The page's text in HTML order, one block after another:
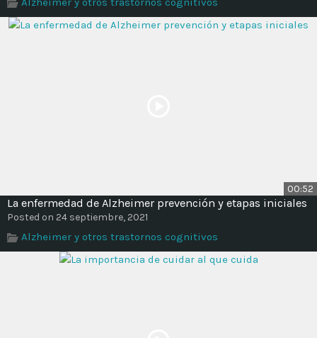
00:52
La enfermedad de Alzheimer prevención y etapas iniciales
Posted on 24 septiembre, 2021
Alzheimer y otros trastornos cognitivos